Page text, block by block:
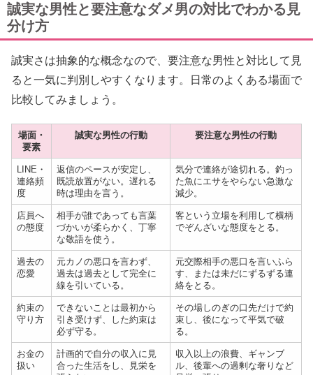
誠実な男性と要注意なダメ男の対比でわかる見
分け方
誠実さは抽象的な概念なので、要注意な男性と対比して見
ると一気に判別しやすくなります。日常のよくある場面で
比較してみましょう。
場面・
要素
誠実な男性の行動 要注意な男性の行動
LINE・
連絡頻
度
返信のペースが安定し、
既読放置がない。遅れる
時は理由を言う。
気分で連絡が途切れる。釣っ
た魚にエサをやらない急激な
減少。
店員へ
の態度
相手が誰であっても言葉
づかいが柔らかく、丁寧
な敬語を使う。
客という立場を利用して横柄
でぞんざいな態度をとる。
過去の
恋愛
元カノの悪口を言わず、
過去は過去として完全に
線を引いている。
元交際相手の悪口を言いふら
す、または未だにずるずる連
絡をとる。
約束の
守り方
できないことは最初から
引き受けず、した約束は
必ず守る。
その場しのぎの口先だけで約
束し、後になって平気で破
る。
お金の
扱い
計画的で自分の収入に見
合った生活をし、見栄を
収入以上の浪費、ギャンブ
ル、後輩への過剰な奢りなど